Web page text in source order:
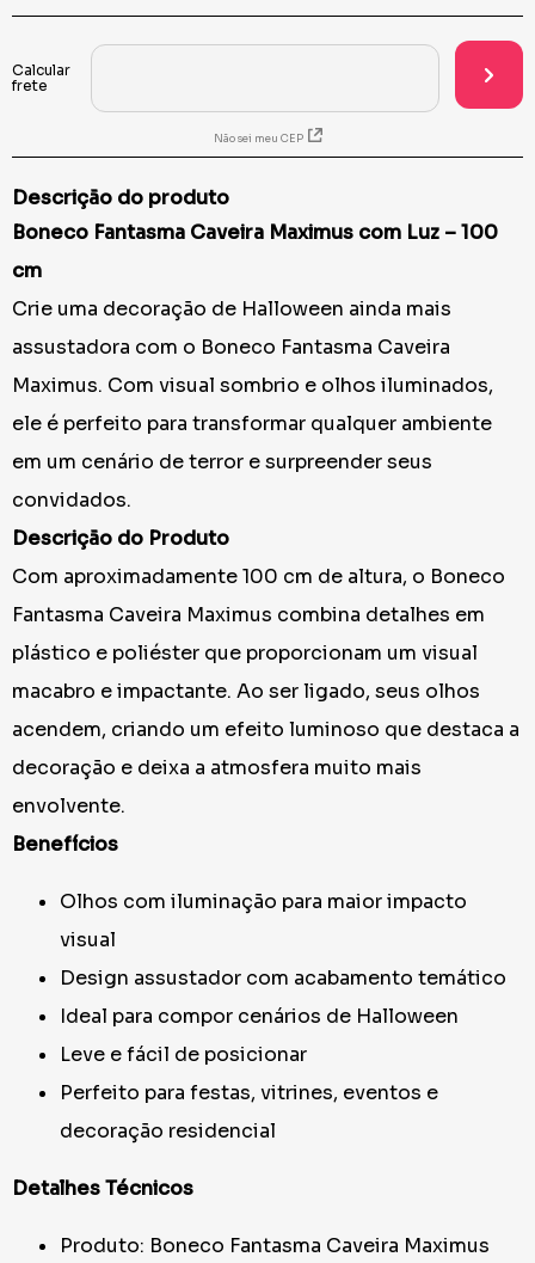
Não sei meu CEP
Descrição do produto
Boneco Fantasma Caveira Maximus com Luz – 100
cm
Crie uma decoração de Halloween ainda mais
assustadora com o Boneco Fantasma Caveira
Maximus. Com visual sombrio e olhos iluminados,
ele é perfeito para transformar qualquer ambiente
em um cenário de terror e surpreender seus
convidados.
Descrição do Produto
Com aproximadamente 100 cm de altura, o Boneco
Fantasma Caveira Maximus combina detalhes em
plástico e poliéster que proporcionam um visual
macabro e impactante. Ao ser ligado, seus olhos
acendem, criando um efeito luminoso que destaca a
decoração e deixa a atmosfera muito mais
envolvente.
Benefícios
Olhos com iluminação para maior impacto
visual
Design assustador com acabamento temático
Ideal para compor cenários de Halloween
Leve e fácil de posicionar
Perfeito para festas, vitrines, eventos e
decoração residencial
Detalhes Técnicos
Produto: Boneco Fantasma Caveira Maximus